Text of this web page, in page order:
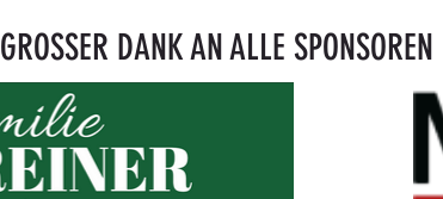
GROSSER DANK AN ALLE SPONSOREN